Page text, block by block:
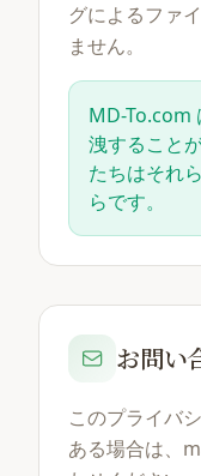
グによるファ
ません。
MD-To.com
洩すること
たちはそれ
らです。
お問い
このプライバ
ある場合は、